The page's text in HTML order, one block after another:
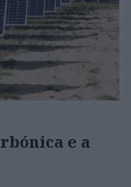
e a